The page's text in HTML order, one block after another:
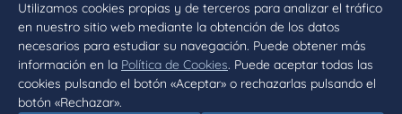
Utilizamos cookies propias y de terceros para analizar el tráfico
en nuestro sitio web mediante la obtención de los datos
necesarios para estudiar su navegación. Puede obtener más
información en la Política de Cookies. Puede aceptar todas las
cookies pulsando el botón «Aceptar» o rechazarlas pulsando el
botón «Rechazar».
contacto@aytobadajoz.es
Facebook
X Instagram
YouTube
Inicio Aviso legal